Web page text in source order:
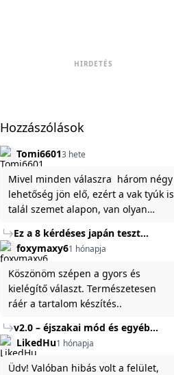
HIRDETÉS
Hozzászólások
Tomi66013 hete
Mivel minden válaszra három négy
lehetőség jön elő, ezért a vak tyúk is
talál szemet alapon, van olyan
Ez a 8 kérdéses japán teszt
hibátlanul feltárja az igazságot
rólad
foxymaxy61 hónapja
Köszönöm szépen a gyors és
kielégítő választ. Természetesen
ráér a tartalom készítés..
v2.0 – éjszakai mód és egyéb
fejlesztések
LikedHu1 hónapja
Üdv! Valóban hibás volt a felület,